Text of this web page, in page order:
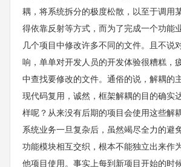
耦，将系统拆分的极度松散，以至于调用
得依靠反射等方式，而为了完成一个功能
几个项目中修改许多不同的文件。且不说
响，单单对开发人员的开发体验很糟糕，
中查找要修改的文件。通俗的说，解耦的
现代码复用，诚然，框架解耦的目的确实
样呢？从来没有后期的项目会使用这些解
系统业务一旦复杂后，虽然竭尽全力的避
功能模块相互交织，根本不能独立出来作
他项目使用。事实上每到新项目开始的时